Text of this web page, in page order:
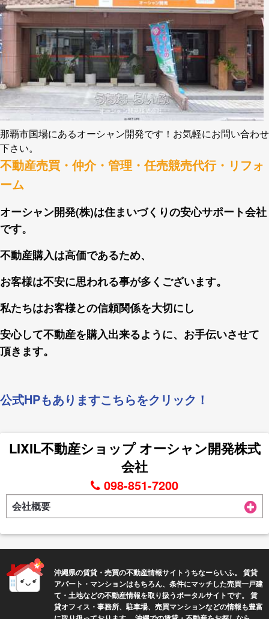
那覇市国場にあるオーシャン開発です！お気軽にお問い合わせ
下さい。
不動産売買・仲介・管理・任売競売代行・リフォ
ーム
オーシャン開発(株)は住まいづくりの安心サポート会社
です。
不動産購入は高価であるため、
お客様は不安に思われる事が多くございます。
私たちはお客様との信頼関係を大切にし
安心して不動産を購入出来るように、お手伝いさせて
頂きます。
公式HPもありますこちらをクリック！
LIXIL不動産ショップ オーシャン開発株式
会社
098-851-7200
会社概要
沖縄県の賃貸・売買の不動産情報サイトうちなーらいふ。 賃貸
アパート・マンションはもちろん、条件にマッチした売買一戸建
て・土地などの不動産情報を取り扱うポータルサイトです。 賃
貸オフィス・事務所、駐車場、売買マンションなどの情報も豊富